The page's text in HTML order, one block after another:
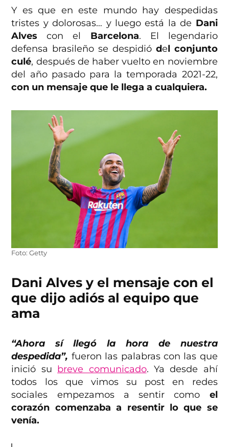
Y es que en este mundo hay despedidas
tristes y dolorosas… y luego está la de Dani
Alvescon el Barcelona. El legendario
defensa brasileño se despidió del conjunto
culé, después de haber vuelto en noviembre
del año pasado para la temporada 2021-22,
con un mensaje que le llega a cualquiera.
Foto: Getty
Dani Alves y el mensaje con el
que dijo adiós al equipo que
ama
“Ahora sí llegó la hora de nuestra
despedida”, fueron las palabras con las que
inició su breve comunicado. Ya desde ahí
todos los que vimos su post en redes
sociales empezamos a sentir como el
corazón comenzaba a resentir lo que se
venía.